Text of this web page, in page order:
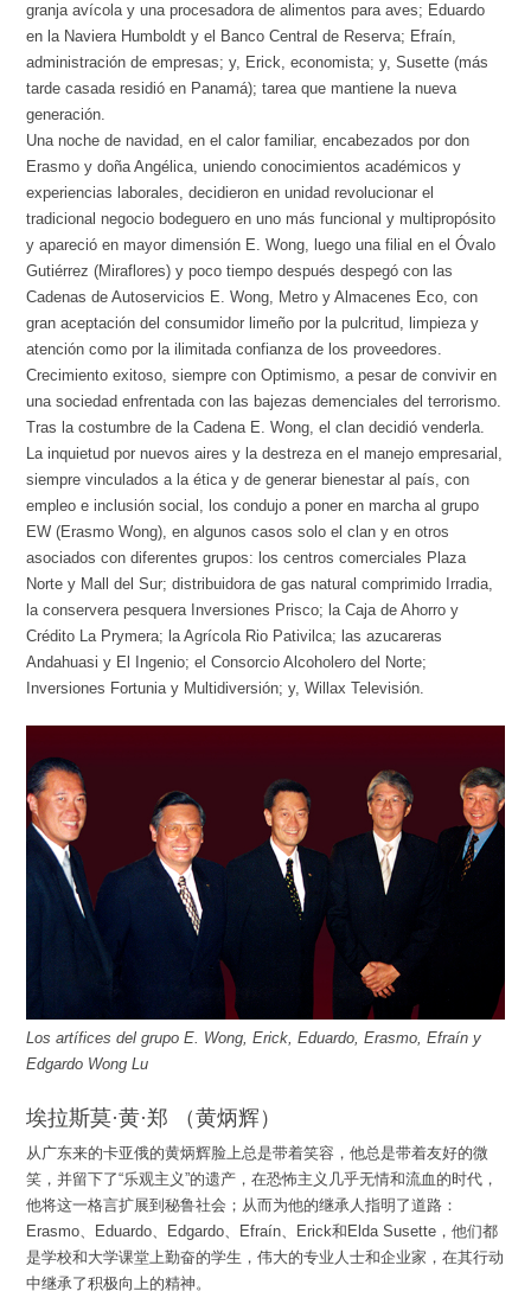
granja avícola y una procesadora de alimentos para aves; Eduardo
en la Naviera Humboldt y el Banco Central de Reserva; Efraín,
administración de empresas; y, Erick, economista; y, Susette (más
tarde casada residió en Panamá); tarea que mantiene la nueva
generación.
Una noche de navidad, en el calor familiar, encabezados por don
Erasmo y doña Angélica, uniendo conocimientos académicos y
experiencias laborales, decidieron en unidad revolucionar el
tradicional negocio bodeguero en uno más funcional y multipropósito
y apareció en mayor dimensión E. Wong, luego una filial en el Óvalo
Gutiérrez (Miraflores) y poco tiempo después despegó con las
Cadenas de Autoservicios E. Wong, Metro y Almacenes Eco, con
gran aceptación del consumidor limeño por la pulcritud, limpieza y
atención como por la ilimitada confianza de los proveedores.
Crecimiento exitoso, siempre con Optimismo, a pesar de convivir en
una sociedad enfrentada con las bajezas demenciales del terrorismo.
Tras la costumbre de la Cadena E. Wong, el clan decidió venderla.
La inquietud por nuevos aires y la destreza en el manejo empresarial,
siempre vinculados a la ética y de generar bienestar al país, con
empleo e inclusión social, los condujo a poner en marcha al grupo
EW (Erasmo Wong), en algunos casos solo el clan y en otros
asociados con diferentes grupos: los centros comerciales Plaza
Norte y Mall del Sur; distribuidora de gas natural comprimido Irradia,
la conservera pesquera Inversiones Prisco; la Caja de Ahorro y
Crédito La Prymera; la Agrícola Rio Pativilca; las azucareras
Andahuasi y El Ingenio; el Consorcio Alcoholero del Norte;
Inversiones Fortunia y Multidiversión; y, Willax Televisión.
Los artífices del grupo E. Wong, Erick, Eduardo, Erasmo, Efraín y
Edgardo Wong Lu
埃拉斯莫·黄·郑 （黄炳辉）
从广东来的卡亚俄的黄炳辉脸上总是带着笑容，他总是带着友好的微
笑，并留下了“乐观主义”的遗产，在恐怖主义几乎无情和流血的时代，
他将这一格言扩展到秘鲁社会；从而为他的继承人指明了道路：
Erasmo、Eduardo、Edgardo、Efraín、Erick和Elda Susette，他们都
是学校和大学课堂上勤奋的学生，伟大的专业人士和企业家，在其行动
中继承了积极向上的精神。